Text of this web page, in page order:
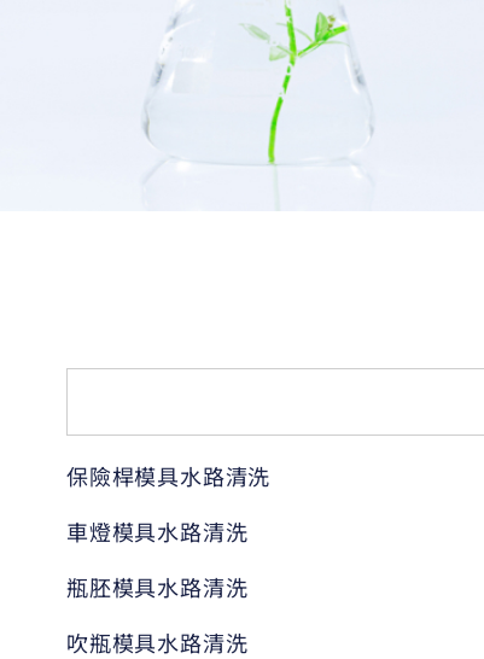
保險桿模具水路清洗
車燈模具水路清洗
瓶胚模具水路清洗
吹瓶模具水路清洗